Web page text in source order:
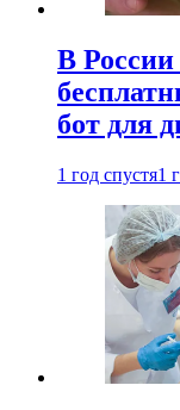
В
бот для
1 год спустя1